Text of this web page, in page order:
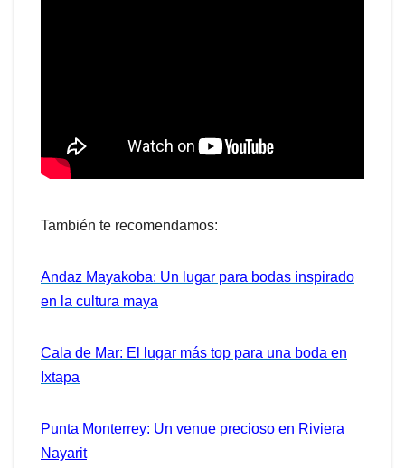
También te recomendamos:
Andaz Mayakoba: Un lugar para bodas inspirado
en la cultura maya
Cala de Mar: El lugar más top para una boda en
Ixtapa
Punta Monterrey: Un venue precioso en Riviera
Nayarit